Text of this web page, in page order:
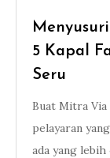
5 Kapal
Seru
Buat Mitra Via
pelayaran
ada yang